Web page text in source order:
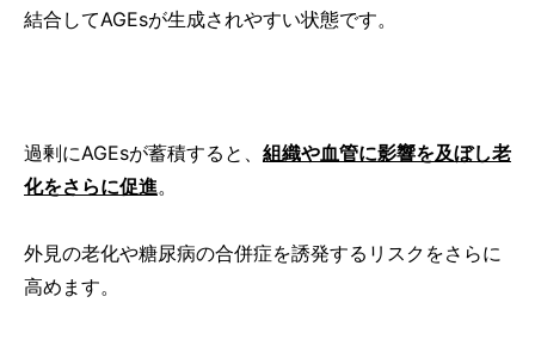
結合してAGEsが生成されやすい状態です。
過剰にAGEsが蓄積すると、 組織や血管に影響を及ぼし老
化をさらに促進。
外見の老化や糖尿病の合併症を誘発するリスクをさらに
高めます。